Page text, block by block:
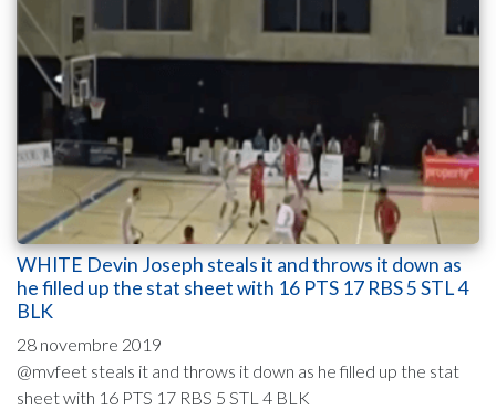
WHITE Devin Joseph steals it and throws it down as
he filled up the stat sheet with 16 PTS 17 RBS 5 STL 4
BLK
28 novembre 2019
@mvfeet steals it and throws it down as he filled up the stat
sheet with 16 PTS 17 RBS 5 STL 4 BLK